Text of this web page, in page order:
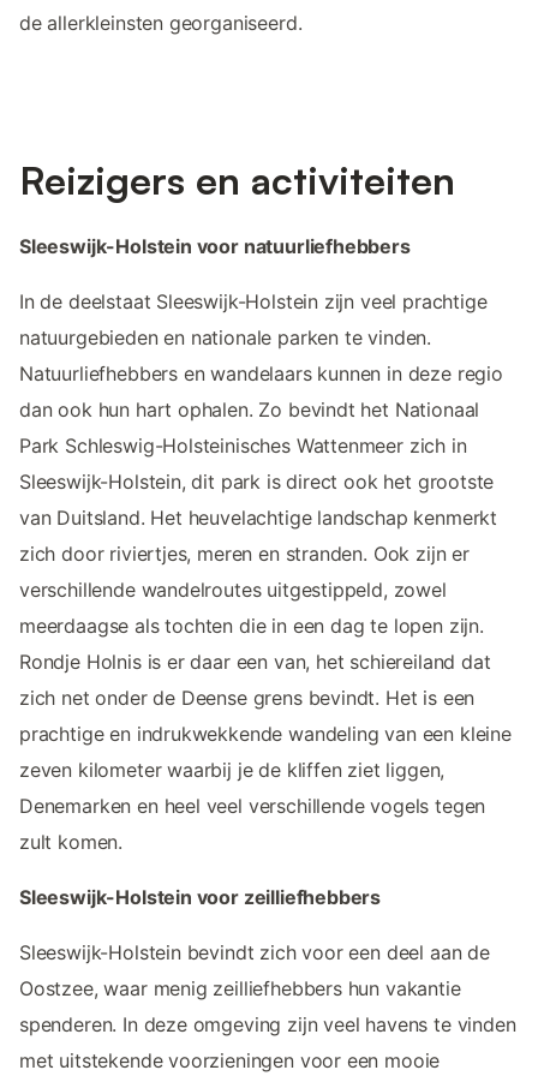
de allerkleinsten georganiseerd.
Reizigers en activiteiten
Sleeswijk-Holstein voor natuurliefhebbers
In de deelstaat Sleeswijk-Holstein zijn veel prachtige
natuurgebieden en nationale parken te vinden.
Natuurliefhebbers en wandelaars kunnen in deze regio
dan ook hun hart ophalen. Zo bevindt het Nationaal
Park Schleswig-Holsteinisches Wattenmeer zich in
Sleeswijk-Holstein, dit park is direct ook het grootste
van Duitsland. Het heuvelachtige landschap kenmerkt
zich door riviertjes, meren en stranden. Ook zijn er
verschillende wandelroutes uitgestippeld, zowel
meerdaagse als tochten die in een dag te lopen zijn.
Rondje Holnis is er daar een van, het schiereiland dat
zich net onder de Deense grens bevindt. Het is een
prachtige en indrukwekkende wandeling van een kleine
zeven kilometer waarbij je de kliffen ziet liggen,
Denemarken en heel veel verschillende vogels tegen
zult komen.
Sleeswijk-Holstein voor zeilliefhebbers
Sleeswijk-Holstein bevindt zich voor een deel aan de
Oostzee, waar menig zeilliefhebbers hun vakantie
spenderen. In deze omgeving zijn veel havens te vinden
met uitstekende voorzieningen voor een mooie